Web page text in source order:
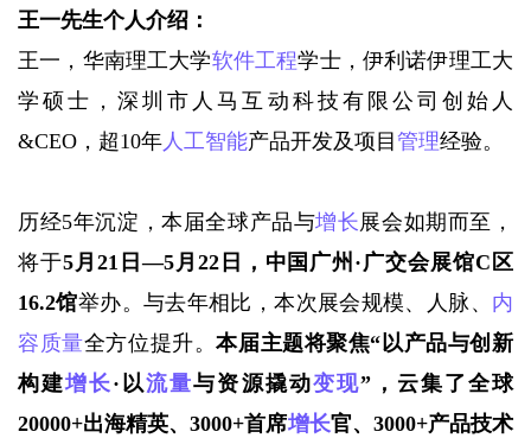
王一先生个人介绍：
王一，华南理工大学软件工程学士，伊利诺伊理工大
学硕士，深圳市人马互动科技有限公司创始人
&CEO，超10年人工智能产品开发及项目 管理经验。
历经5年沉淀，本届全球产品与增长展会如期而至，
将于5月21日—5月22日，中国广州·广交会展馆C区
16.2馆举办。与去年相比，本次展会规模、人脉、 内
容质量全方位提升。本届主题将聚焦“以产品与创新
构建增长·以流量与资源撬动变现”，云集了全球
20000+出海精英、3000+首席增长官、3000+产品技术